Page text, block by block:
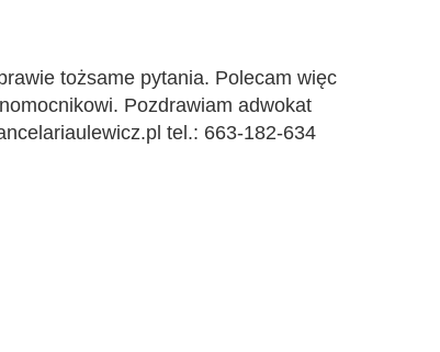
tożsame pytania. Polecam więc
Pozdrawiam adwokat
tel.: 663-182-634